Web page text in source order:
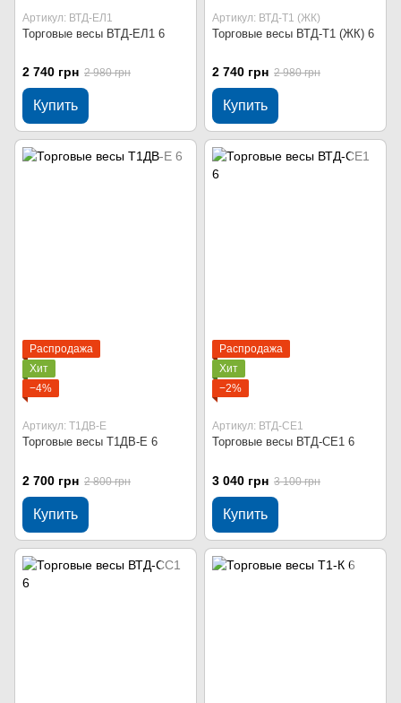
Артикул: ВТД-ЕЛ1
Торговые весы ВТД-ЕЛ1 6
2 740 грн 2 980 грн
Купить
Артикул: ВТД-Т1 (ЖК)
Торговые весы ВТД-Т1 (ЖК) 6
2 740 грн 2 980 грн
Купить
Распродажа
Хит
−4%
Артикул: Т1ДВ-Е
Торговые весы Т1ДВ-Е 6
2 700 грн 2 800 грн
Купить
Распродажа
Хит
−2%
Артикул: ВТД-СЕ1
Торговые весы ВТД-СЕ1 6
3 040 грн 3 100 грн
Купить